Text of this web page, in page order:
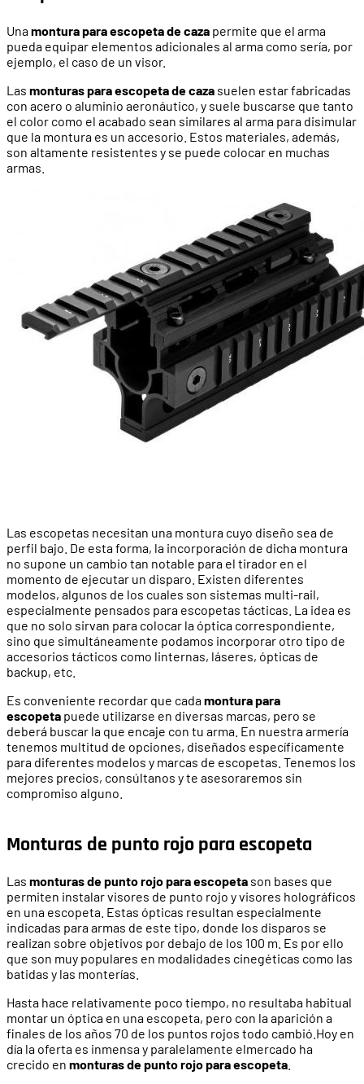
Unamontura para escopeta de caza permite que el arma
pueda equipar elementos adicionales al arma como sería, por
ejemplo, el caso de un visor.
Las monturas para escopeta de caza suelen estar fabricadas
con acero o aluminio aeronáutico, y suele buscarse que tanto
el color como el acabado sean similares al arma para disimular
que la montura es un accesorio. Estos materiales, además,
son altamente resistentes y se puede colocar en muchas
armas.
Las escopetas necesitan una montura cuyo diseño sea de
perfil bajo. De esta forma, la incorporación de dicha montura
no supone un cambio tan notable para el tirador en el
momento de ejecutar un disparo. Existen diferentes
modelos, algunos de los cuales son sistemas multi-rail,
especialmente pensados para escopetas tácticas. La idea es
que no solo sirvan para colocar la óptica correspondiente,
sino que simultáneamente podamos incorporar otro tipo de
accesorios tácticos como linternas, láseres, ópticas de
backup, etc.
Es conveniente recordar que cadamontura para
escopeta puede utilizarse en diversas marcas, pero se
deberá buscar la que encaje con tu arma. En nuestra armería
tenemos multitud de opciones, diseñados específicamente
para diferentes modelos y marcas de escopetas. Tenemos los
mejores precios, consúltanos y te asesoraremos sin
compromiso alguno.
Monturas de punto rojo para escopeta
Las monturas de punto rojo para escopeta son bases que
permiten instalar visores de punto rojo y visores holográficos
en una escopeta. Estas ópticas resultan especialmente
indicadas para armas de este tipo, donde los disparos se
realizan sobre objetivos por debajo de los 100 m. Es por ello
que son muy populares en modalidades cinegéticas como las
batidas y las monterías.
Hasta hace relativamente poco tiempo, no resultaba habitual
montar un óptica en una escopeta, pero con la aparición a
finales de los años 70 de los puntos rojos todo cambió.Hoy en
día la oferta es inmensa y paralelamente elmercado ha
crecido en monturas de punto rojo para escopeta